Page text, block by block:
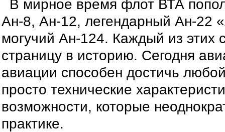
В мирное время флот ВТА
Ан-8, Ан-12, легендарный Ан-22
могучий Ан-124. Каждый из этих
страницу в историю. Сегодня
авиации способен достичь
просто технические
возможности, которые
практике.